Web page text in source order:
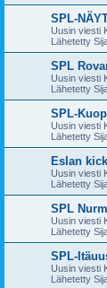
SPL-
Uusin viesti
Lähetetty
SPL
Uusin viesti
Lähetetty
SPL-
Uusin viesti
Lähetetty
Eslan
Uusin viesti
Lähetetty
SPL
Uusin viesti
Lähetetty
SPL-
Uusin viesti
Lähetetty